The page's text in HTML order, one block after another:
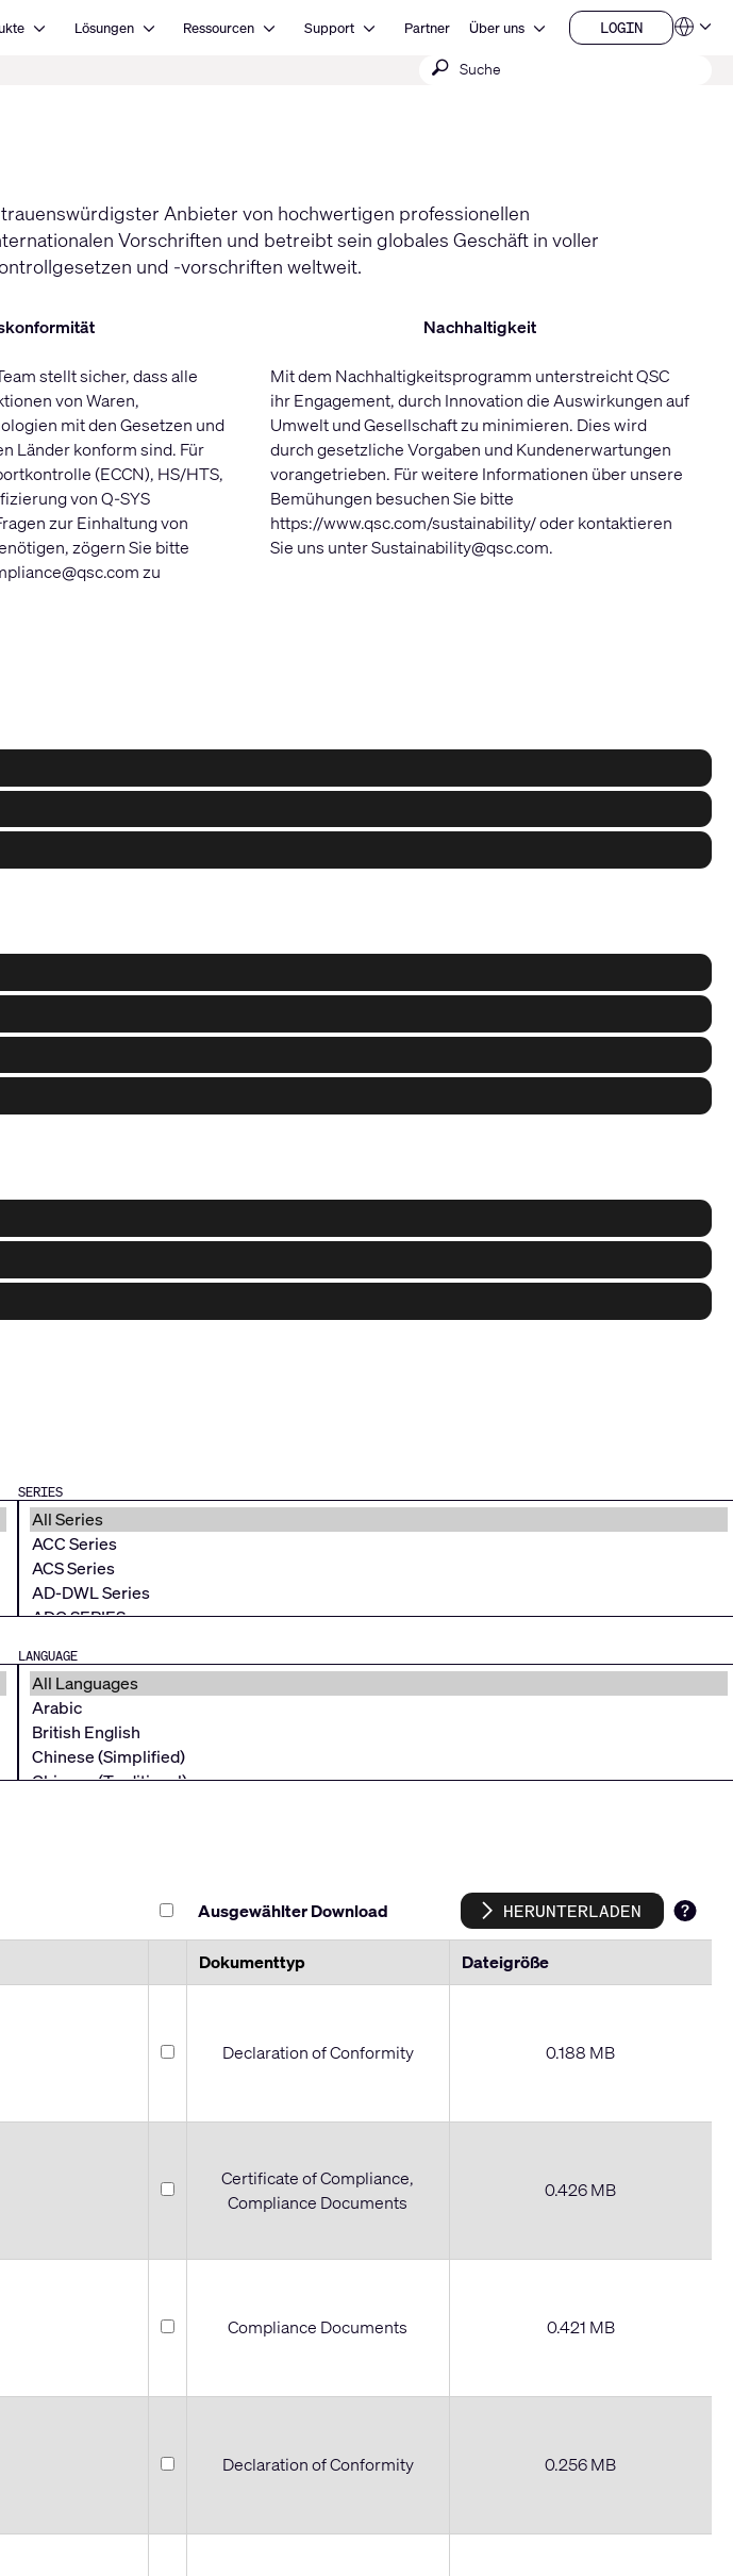
Open ProdukteLösungen Open LösungenRessourcen Open Ressourcen
Support Open SupportPartner Über uns Open Über uns LOGIN
LOGIN Sprachen
Suche
Anbieter von hochwertigen professionellen
Vorschriften und betreibt sein globales Geschäft in voller
und -vorschriften weltweit.
stellt sicher, dass alle
von Waren,
mit den Gesetzen und
Länder konform sind. Für
(ECCN), HS/HTS,
von Q-SYS
zur Einhaltung von
zögern Sie bitte
zu
Nachhaltigkeit
Mit dem Nachhaltigkeitsprogramm unterstreicht QSC
ihr Engagement, durch Innovation die Auswirkungen auf
Umwelt und Gesellschaft zu minimieren. Dies wird
durch gesetzliche Vorgaben und Kundenerwartungen
vorangetrieben. Für weitere Informationen über unsere
Bemühungen besuchen Sie bitte
https://www.qsc.com/sustainability/oder kontaktieren
Sie uns unterSustainability@qsc.com.
SERIES
LANGUAGE
Ausgewählter Download
HERUNTERLADEN
Dokumenttyp Dateigröße
Declaration of Conformity 0.188 MB
Certificate of Compliance,
Compliance Documents
0.426 MB
Compliance Documents 0.421 MB
Declaration of Conformity 0.256 MB